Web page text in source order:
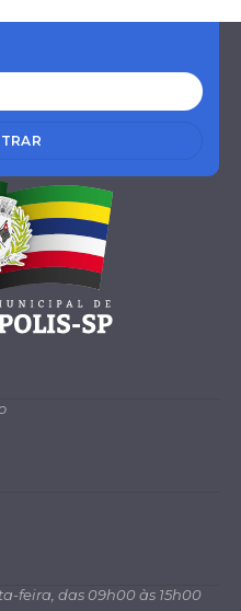
feira, das 09h00 às 15h00